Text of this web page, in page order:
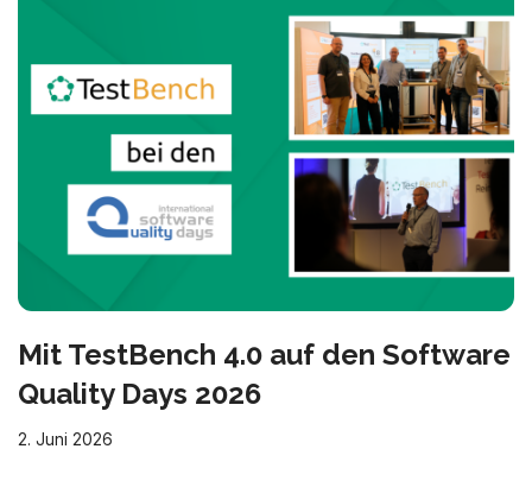
Mit TestBench 4.0 auf den Software
Quality Days 2026
2. Juni 2026